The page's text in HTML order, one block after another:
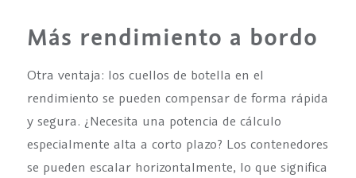
Más rendimiento a bordo
Otra ventaja: los cuellos de botella en el
rendimiento se pueden compensar de forma rápida
y segura. ¿Necesita una potencia de cálculo
especialmente alta a corto plazo? Los contenedores
se pueden escalar horizontalmente, lo que significa